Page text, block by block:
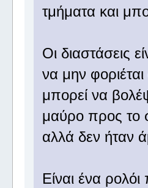
τμήματα και
Οι διαστάσεις
να μην
μπορεί να
μαύρο προς το
αλλά δεν ήταν
Είναι ένα